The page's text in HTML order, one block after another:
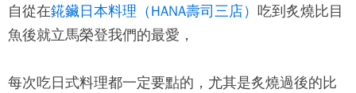
自從在錵鑶日本料理（HANA壽司三店） 吃到炙燒比目
魚後就立馬榮登我們的最愛，
每次吃日式料理都一定要點的，尤其是炙燒過後的比